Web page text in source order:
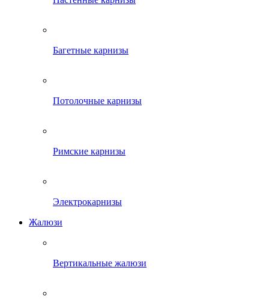
Багетные карнизы
Потолочные карнизы
Римские карнизы
Электрокарнизы
Жалюзи
Вертикальные жалюзи